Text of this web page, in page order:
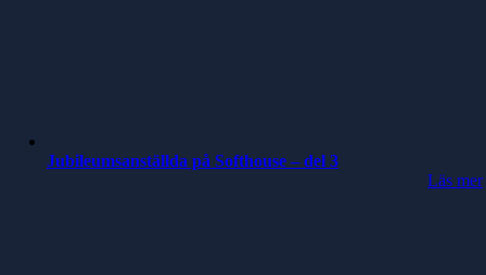
Jubileumsanställda på Softhouse – del 3
Läs mer